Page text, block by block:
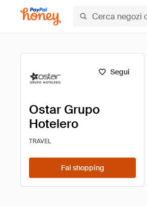
Segui
Ostar Grupo
Hotelero
TRAVEL
Fai shopping